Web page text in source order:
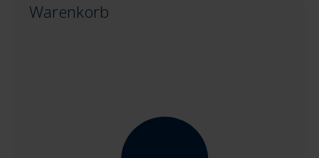
Warenkorb